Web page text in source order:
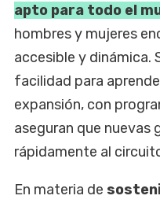
apto para todo el
hombres y mujeres
accesible y dinámica.
facilidad para
expansión, con
aseguran que nuevas
rápidamente al
En materia de